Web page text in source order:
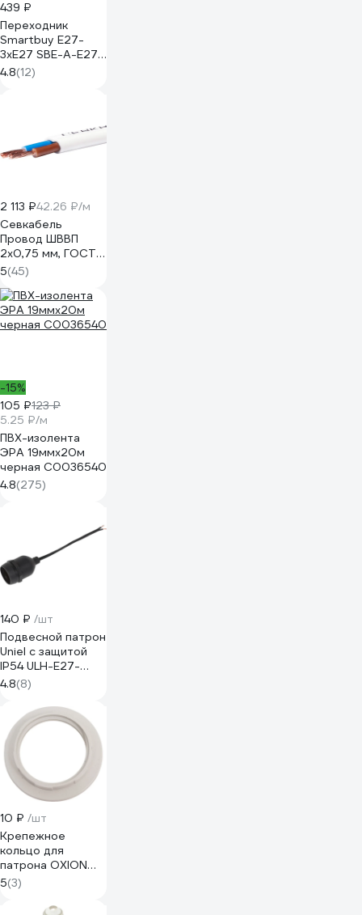
439 ₽
Переходник
Smartbuy E27-
3xE27 SBE-A-E27-
3E27
4.8(12)
2 113 ₽42.26 ₽/м
Севкабель
Провод ШВВП
2х0,75 мм, ГОСТ,
50 м 05479
5(45)
-15%
105 ₽123 ₽
5.25 ₽/м
ПВХ-изолента
ЭРА 19ммх20м
черная C0036540
4.8(275)
140 ₽ /шт
Подвесной патрон
Uniel с защитой
IP54 ULH-E27-
IP54-15cm UL-
00003362
4.8(8)
10 ₽ /шт
Крепежное
кольцо для
патрона OXION
Е27 белое RH-
002WH-E27
5(3)